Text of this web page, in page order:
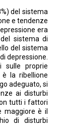
del sistema
e tendenze
era
sistema di
del sistema
depressione.
sulle proprie
la ribellione
adeguato, si
ai disturbi
tutti i fattori
maggiore è il
di disturbi